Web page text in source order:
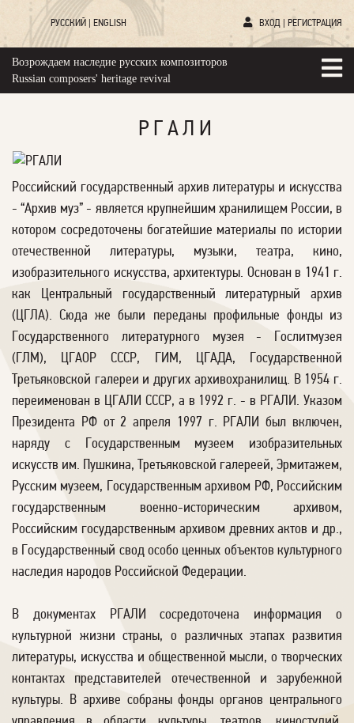
РУССКИЙ ENGLISH ВХОД РЕГИСТРАЦИЯ
Возрождаем наследие русских композиторов
Russian composers' heritage revival
РГАЛИ
Российский государственный архив литературы и искусства
- “Архив муз” - является крупнейшим хранилищем России, в
котором сосредоточены богатейшие материалы по истории
отечественной литературы, музыки, театра, кино,
изобразительного искусства, архитектуры. Основан в 1941 г.
как Центральный государственный литературный архив
(ЦГЛА). Сюда же были переданы профильные фонды из
Государственного литературного музея - Гослитмузея
(ГЛМ), ЦГАОР СССР, ГИМ, ЦГАДА, Государственной
Третьяковской галереи и других архивохранилищ. В 1954 г.
переименован в ЦГАЛИ СССР, а в 1992 г. - в РГАЛИ. Указом
Президента РФ от 2 апреля 1997 г. РГАЛИ был включен,
наряду с Государственным музеем изобразительных
искусств им. Пушкина, Третьяковской галереей, Эрмитажем,
Русским музеем, Государственным архивом РФ, Российским
государственным военно-историческим архивом,
Российским государственным архивом древних актов и др.,
в Государственный свод особо ценных объектов культурного
наследия народов Российской Федерации.
В документах РГАЛИ сосредоточена информация о
культурной жизни страны, о различных этапах развития
литературы, искусства и общественной мысли, о творческих
контактах представителей отечественной и зарубежной
культуры. В архиве собраны фонды органов центрального